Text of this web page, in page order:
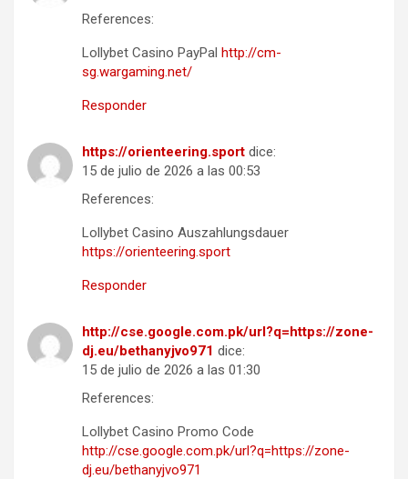
References:
Lollybet Casino PayPal http://cm-
sg.wargaming.net/
Responder
https://orienteering.sport dice:
15 de julio de 2026 a las 00:53
References:
Lollybet Casino Auszahlungsdauer
https://orienteering.sport
Responder
http://cse.google.com.pk/url?q=https://zone-
dj.eu/bethanyjvo971 dice:
15 de julio de 2026 a las 01:30
References:
Lollybet Casino Promo Code
http://cse.google.com.pk/url?q=https://zone-
dj.eu/bethanyjvo971